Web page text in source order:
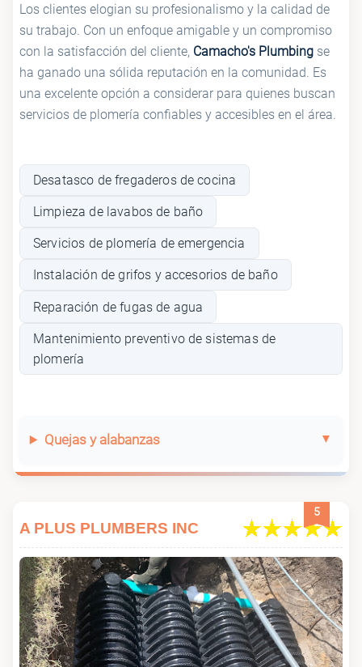
Los clientes elogian su profesionalismo y la calidad de
su trabajo. Con un enfoque amigable y un compromiso
con la satisfacción del cliente, Camacho's Plumbing se
ha ganado una sólida reputación en la comunidad. Es
una excelente opción a considerar para quienes buscan
servicios de plomería confiables y accesibles en el área.
Desatasco de fregaderos de cocina
Limpieza de lavabos de baño
Servicios de plomería de emergencia
Instalación de grifos y accesorios de baño
Reparación de fugas de agua
Mantenimiento preventivo de sistemas de
plomería
Quejas y alabanzas
5
A PLUS PLUMBERS INC